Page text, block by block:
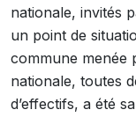
nationale, invités
un point de
commune menée
nationale, toutes
d’effectifs, a été